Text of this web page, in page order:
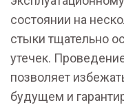
состоянии на
стыки тщательно
утечек.
позволяет
будущем и